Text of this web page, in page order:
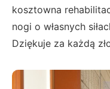
kosztowna
nogi o własnych
Dziękuje za każdą